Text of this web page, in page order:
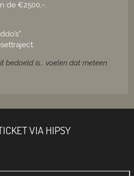
de €2500,-.
bedoeld is… voelen dat meteen.
VIA HIPSY